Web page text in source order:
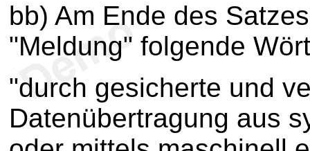
bb) Am Ende des
"Meldung" folgende
"durch gesicherte und
Datenübertragung aus